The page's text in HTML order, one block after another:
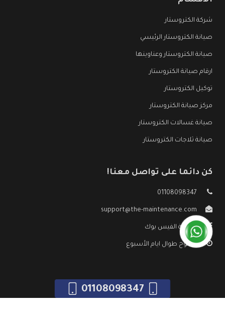
شركة الكتروستار
صيانة الكتروستار الرئيسي
صيانة الكتروستار وعناوينها
ارقام صيانة الكتروستار
توكيل الكتروستار
مركز صيانة الكتروستار
صيانة غسالات الكتروستار
صيانة ثلاجات الكتروستار
كن دائما على تواصل معنا!
01108098347
support@the-maintenance.com
صفحة الفيس بوك
مفتوح طوال ايام الأسبوع
01108098347